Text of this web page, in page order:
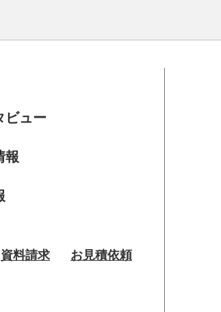
ビュー
報
資料請求 お見積依頼